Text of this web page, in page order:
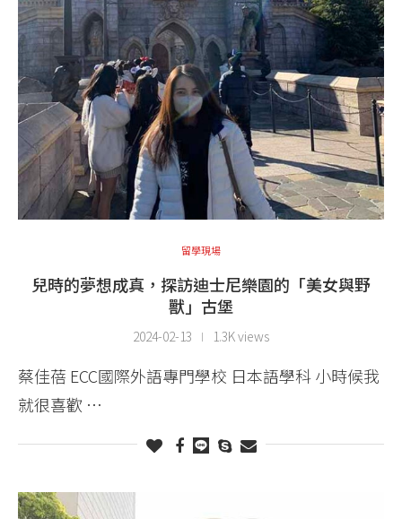
留學現場
兒時的夢想成真，探訪迪士尼樂園的「美女與野
獸」古堡
2024-02-13 1.3K views
蔡佳蓓 ECC國際外語專門學校 日本語學科 小時候我
就很喜歡 …